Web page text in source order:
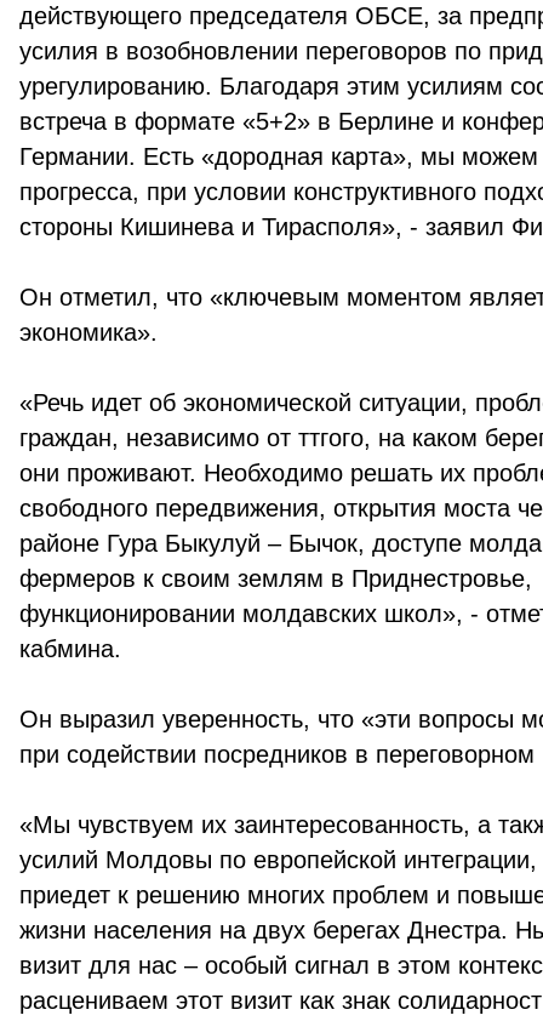
действующего председателя ОБСЕ, за
усилия в возобновлении переговоров по
урегулированию. Благодаря этим усилиям
встреча в формате «5+2» в Берлине и
Германии. Есть «дородная карта», мы можем
прогресса, при условии конструктивного
стороны Кишинева и Тирасполя», - заявил
Он отметил, что «ключевым моментом
экономика».
«Речь идет об экономической ситуации,
граждан, независимо от ттгого, на каком
они проживают. Необходимо решать их
свободного передвижения, открытия моста
районе Гура Быкулуй – Бычок, доступе
фермеров к своим землям в Приднестровье,
функционировании молдавских школ», -
кабмина.
Он выразил уверенность, что «эти вопросы
при содействии посредников в переговорном
«Мы чувствуем их заинтересованность, а
усилий Молдовы по европейской интеграции,
приедет к решению многих проблем и
жизни населения на двух берегах Днестра.
визит для нас – особый сигнал в этом
расцениваем этот визит как знак